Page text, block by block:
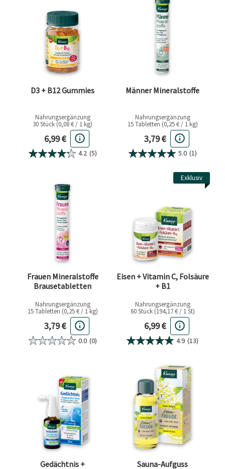
D3 + B12 Gummies
Nahrungsergänzung
30 Stück (0,08 € / 1 kg)
Aktueller Preis
6,99 €
4.2 (5)
Männer Mineralstoffe
Nahrungsergänzung
15 Tabletten (0,25 € / 1 kg)
Aktueller Preis
3,79 €
5.0 (1)
Frauen Mineralstoffe
Brausetabletten
Nahrungsergänzung
15 Tabletten (0,25 € / 1 kg)
Aktueller Preis
3,79 €
0.0 (0)
Exklusiv
Eisen + Vitamin C, Folsäure
+ B1
Nahrungsergänzung
60 Stück (194,17 € / 1 St)
Aktueller Preis
6,99 €
4.9 (13)
Gedächtnis +
Sauna-Aufguss